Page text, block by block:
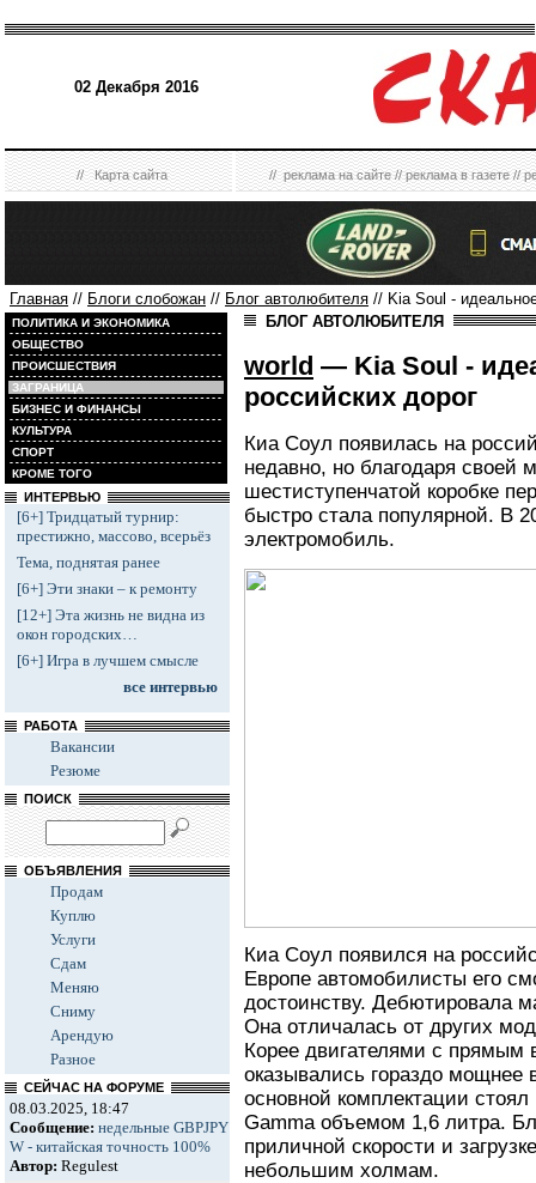
02 Декабря 2016
//Карта сайта //реклама на сайте//реклама в газете//
Главная // Блоги слобожан // Блог автолюбителя // Kia Soul -
ПОЛИТИКА И ЭКОНОМИКА
ОБЩЕСТВО
ПРОИСШЕСТВИЯ
ЗАГРАНИЦА
БИЗНЕС И ФИНАНСЫ
КУЛЬТУРА
СПОРТ
КРОМЕ ТОГО
ИНТЕРВЬЮ
[6+] Тридцатый турнир:
престижно, массово, всерьёз
Тема, поднятая ранее
[6+] Эти знаки – к ремонту
[12+] Эта жизнь не видна из
окон городских…
[6+] Игра в лучшем смысле
все интервью
РАБОТА
Вакансии
Резюме
ПОИСК
ОБЪЯВЛЕНИЯ
Продам
Куплю
Услуги
Сдам
Меняю
Сниму
Арендую
Разное
СЕЙЧАС НА ФОРУМЕ
08.03.2025, 18:47
Сообщение: недельные GBPJPY
W - китайская точность 100%
Автор: Regulest
БЛОГ АВТОЛЮБИТЕЛЯ
world — Kia Soul -
российских дорог
Киа Соул появилась на
недавно, но благодаря своей
шестиступенчатой коробке
быстро стала популярной. В
электромобиль.
Киа Соул появился на
Европе автомобилисты его
достоинству. Дебютировала
Она отличалась от других
Корее двигателями с прямым
оказывались гораздо мощнее
основной комплектации
Gamma объемом 1,6 литра.
приличной скорости и
небольшим холмам.